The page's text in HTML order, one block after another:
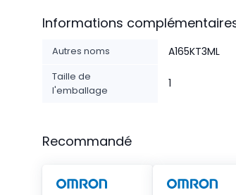
Informations
Autres noms A165KT3ML
Taille de
l'emballage
1
Recommandé